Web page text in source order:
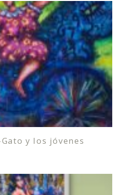
y los jóvenes